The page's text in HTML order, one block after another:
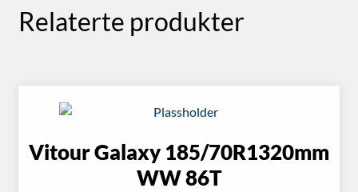
Relaterte produkter
Vitour Galaxy 185/70R1320mm
WW 86T